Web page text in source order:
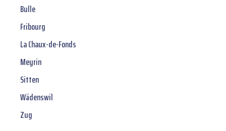
Bulle
Fribourg
La Chaux-de-Fonds
Meyrin
Sitten
Wädenswil
Zug